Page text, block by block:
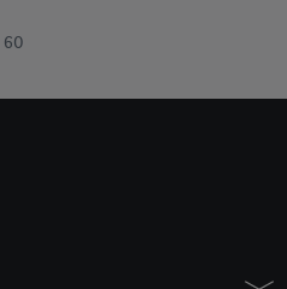
USPs van Lidl.be
60
waaronder de